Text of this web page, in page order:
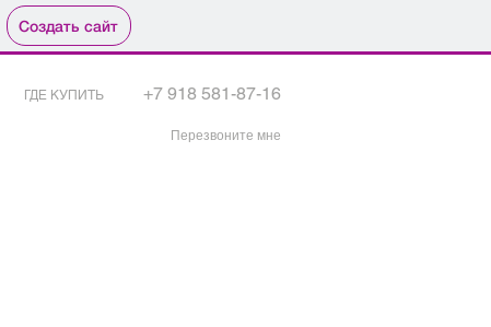
Создать сайт
ГДЕ КУПИТЬ +7 918 581-87-16
Перезвоните мне